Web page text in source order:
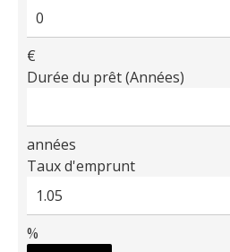
€
Durée du prêt (Années)
années
Taux d'emprunt
%